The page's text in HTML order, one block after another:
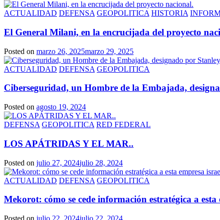
ACTUALIDAD DEFENSA GEOPOLITICA HISTORIA
El General Milani, en la encrucijada del proyecto
Posted on marzo 26, 2025marzo 29, 2025
ACTUALIDAD DEFENSA GEOPOLITICA
Ciberseguridad, un Hombre de la Embajada,
Posted on agosto 19, 2024
DEFENSA GEOPOLITICA RED FEDERAL
LOS APÁTRIDAS Y EL MAR..
Posted on julio 27, 2024julio 28, 2024
ACTUALIDAD DEFENSA GEOPOLITICA
Mekorot: cómo se cede información estratégica a esta
Posted on julio 22, 2024julio 22, 2024